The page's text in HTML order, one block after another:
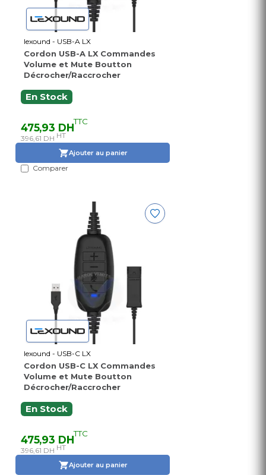
lexound - USB-A LX
Cordon USB-A LX Commandes
Volume et Mute Boutton
Décrocher/Raccrocher
En Stock
475,93 DHTTC
396,61 DH HT
Ajouter au panier
Comparer
lexound - USB-C LX
Cordon USB-C LX Commandes
Volume et Mute Boutton
Décrocher/Raccrocher
En Stock
475,93 DHTTC
396,61 DH HT
Ajouter au panier